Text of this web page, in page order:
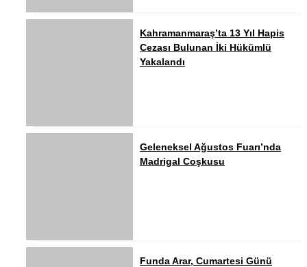
Kahramanmaraş’ta 13 Yıl Hapis
Cezası Bulunan İki Hükümlü
Yakalandı
Geleneksel Ağustos Fuarı’nda
Madrigal Coşkusu
Funda Arar, Cumartesi Günü